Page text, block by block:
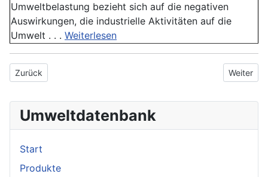
Umweltbelastung bezieht sich auf die negativen
Auswirkungen, die industrielle Aktivitäten auf die
Umwelt . . . Weiterlesen
Vorheriger Beitrag: Sauerstoffbeatmungsgerät
Zurück Nächster
Weiter
Umweltdatenbank
Start
Produkte